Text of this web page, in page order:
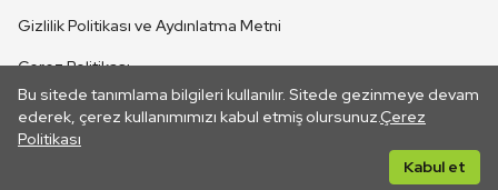
Bu sitede tanımlama bilgileri kullanılır. Sitede gezinmeye devam
ederek, çerez kullanımımızı kabul etmiş olursunuz.Çerez
Politikası
Kabul et
CANLI YAYINLAR
Gizlilik Politikası ve Aydınlatma Metni
Çerez Politikası
İletişim
Her hakkı saklıdır. ©2026 TRT. Bağlantı yoluyla gidilen dış